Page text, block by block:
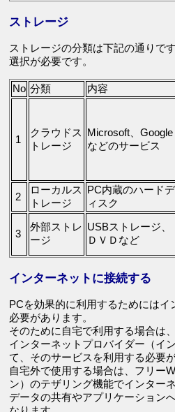
ストレージ
ストレージの分類は下記の通りで
選択が必要です。
No 分類 内容
1
クラウドス
トレージ
Microsoft、Google
などのサービス
2
ローカルス
トレージ
PC内蔵のハードデ
ィスク
3
外部ストレ
ージ
USBストレージ、
ＤＶＤなど
インターネットに接続する
PCを効果的に利用するためには
必要があります。
そのために自宅で利用する場合は
インターネットプロバイダー（イ
て、そのサービスを利用する必要が
自宅外で使用する場合は、フリー
ン）のテザリング機能でインター
データの共有やアプリケーション